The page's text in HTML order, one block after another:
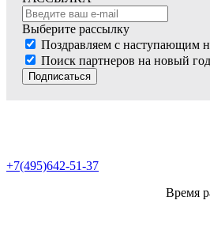
Выберите рассылку
Поздравляем с наступающим
Поиск партнеров на новый год
Подписаться
+7(495)642-51-37
Время